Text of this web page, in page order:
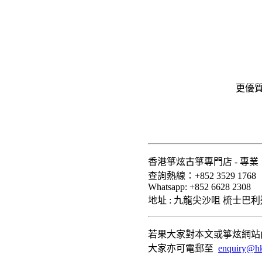
更優
香港箏炫古箏專門店 - 專業
查詢熱線：+852 3529 1768
Whatsapp: +852 6628 2308
地址 : 九龍尖沙咀 梳士巴
若果大家對本文或箏炫網
大家亦可電郵至